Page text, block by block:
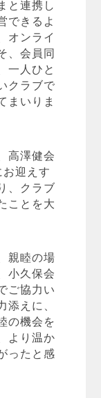
と連携し
できるよ
オンライ
、会員同
一人ひと
クラブで
まいりま
高澤健会
迎えす
、クラブ
ことを大
親睦の場
小久保会
ご協力い
えに、
の機会を
より温か
ったと感